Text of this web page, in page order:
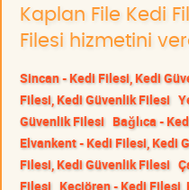
Kaplan File Kedi
Filesi hizmetini
Sincan - Kedi Filesi, Kedi
Filesi, Kedi Güvenlik Filesi
Güvenlik Filesi Bağlıca -
Elvankent - Kedi Filesi, Kedi
Filesi, Kedi Güvenlik Filesi
Filesi Keçiören - Kedi